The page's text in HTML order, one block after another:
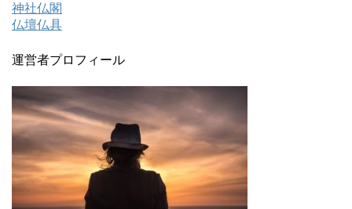
神社仏閣
仏壇仏具
運営者プロフィール